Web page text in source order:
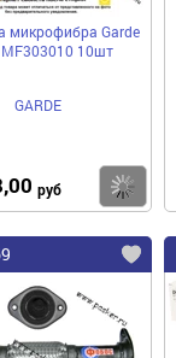
микрофибра Garde
10шт
GARDE
руб